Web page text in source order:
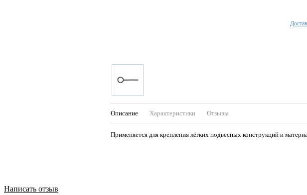
Описание Характеристики Отзывы
Применяется для крепления лёгких подвесных конструкций и
Написать отзыв